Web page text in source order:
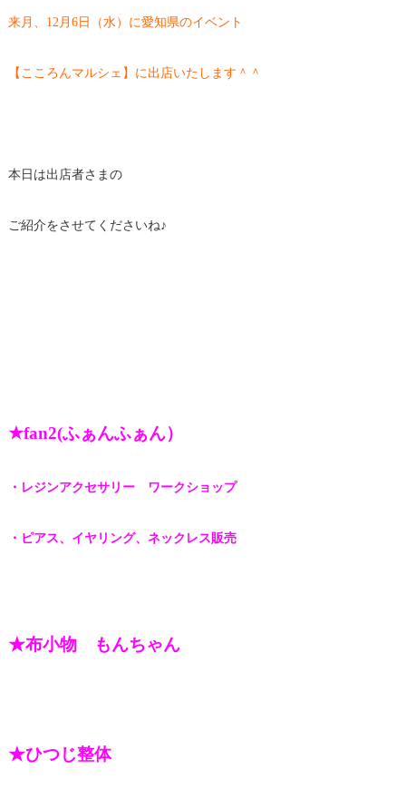
来月、12月6日（水）に愛知県のイベント
【こころんマルシェ】に出店いたします＾＾
本日は出店者さまの
ご紹介をさせてくださいね♪
★fan2(ふぁんふぁん）
・レジンアクセサリー ワークショップ
・ピアス、イヤリング、ネックレス販売
★布小物 もんちゃん
★ひつじ整体